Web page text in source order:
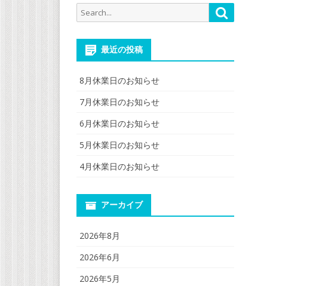
Search
for:
最近の投稿
8月休業日のお知らせ
7月休業日のお知らせ
6月休業日のお知らせ
5月休業日のお知らせ
4月休業日のお知らせ
アーカイブ
2026年8月
2026年6月
2026年5月